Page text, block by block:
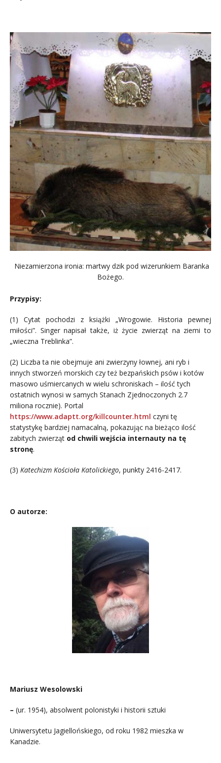
Niezamierzona ironia: martwy dzik pod wizerunkiem Baranka
Bożego.
Przypisy:
(1) Cytat pochodzi z książki „Wrogowie. Historia pewnej
miłości”. Singer napisał także, iż życie zwierząt na ziemi to
„wieczna Treblinka”.
(2) Liczba ta nie obejmuje ani zwierzyny łownej, ani ryb i
innych stworzeń morskich czy też bezpańskich psów i kotów
masowo uśmiercanych w wielu schroniskach – ilość tych
ostatnich wynosi w samych Stanach Zjednoczonych 2.7
miliona rocznie). Portal
https://www.adaptt.org/killcounter.html czyni tę
statystykę bardziej namacalną, pokazując na bieżąco ilość
zabitych zwierząt od chwili wejścia internauty na tę
stronę.
(3) Katechizm Kościoła Katolickiego, punkty 2416-2417.
O autorze:
Mariusz Wesolowski
– (ur. 1954), absolwent polonistyki i historii sztuki
Uniwersytetu Jagiellońskiego, od roku 1982 mieszka w
Kanadzie.